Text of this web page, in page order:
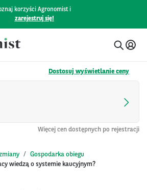
korzyści Agronomist i
zarejestruj się!
Dostosuj wyświetlanie ceny
Więcej cen dostępnych po rejestracji
Gospodarka obiegu
wiedzą o systemie kaucyjnym?